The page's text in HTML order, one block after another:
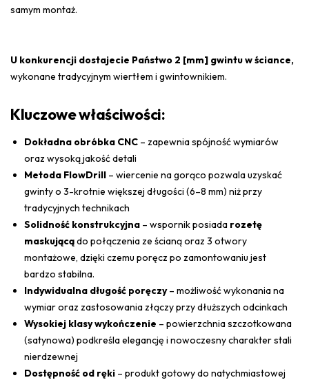
samym montaż.
U konkurencji dostajecie Państwo 2 [mm] gwintu w ściance,
wykonane tradycyjnym wiertłem i gwintownikiem.
Kluczowe właściwości:
Dokładna obróbka CNC – zapewnia spójność wymiarów
oraz wysoką jakość detali
Metoda FlowDrill – wiercenie na gorąco pozwala uzyskać
gwinty o 3-krotnie większej długości (6–8 mm) niż przy
tradycyjnych technikach
Solidność konstrukcyjna – wspornik posiada rozetę
maskującądo połączenia ze ścianą oraz 3 otwory
montażowe, dzięki czemu poręcz po zamontowaniu jest
bardzo stabilna.
Indywidualna długość poręczy– możliwość wykonania na
wymiar oraz zastosowania złączy przy dłuższych odcinkach
Wysokiej klasy wykończenie – powierzchnia szczotkowana
(satynowa) podkreśla elegancję i nowoczesny charakter stali
nierdzewnej
Dostępność od ręki – produkt gotowy do natychmiastowej